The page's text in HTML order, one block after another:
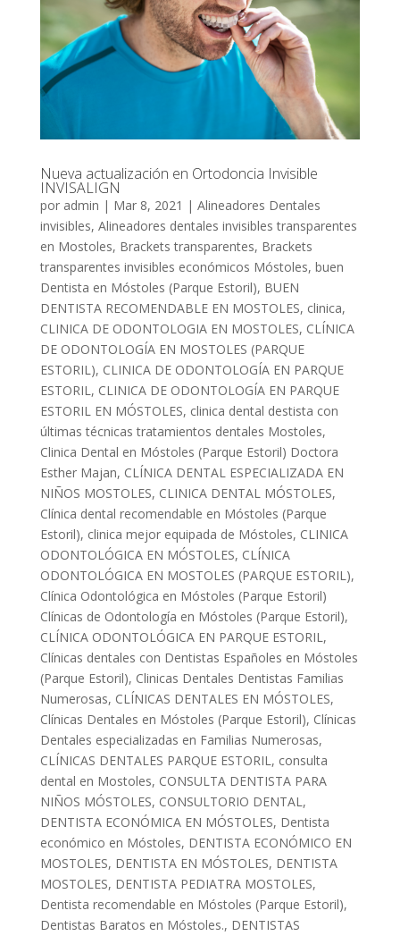
Nueva actualización en Ortodoncia Invisible
INVISALIGN
por admin | Mar 8, 2021 | Alineadores Dentales
invisibles, Alineadores dentales invisibles transparentes
en Mostoles, Brackets transparentes, Brackets
transparentes invisibles económicos Móstoles, buen
Dentista en Móstoles (Parque Estoril), BUEN
DENTISTA RECOMENDABLE EN MOSTOLES, clinica,
CLINICA DE ODONTOLOGIA EN MOSTOLES, CLÍNICA
DE ODONTOLOGÍA EN MOSTOLES (PARQUE
ESTORIL), CLINICA DE ODONTOLOGÍA EN PARQUE
ESTORIL, CLINICA DE ODONTOLOGÍA EN PARQUE
ESTORIL EN MÓSTOLES, clinica dental destista con
últimas técnicas tratamientos dentales Mostoles,
Clinica Dental en Móstoles (Parque Estoril) Doctora
Esther Majan, CLÍNICA DENTAL ESPECIALIZADA EN
NIÑOS MOSTOLES, CLINICA DENTAL MÓSTOLES,
Clínica dental recomendable en Móstoles (Parque
Estoril), clinica mejor equipada de Móstoles, CLINICA
ODONTOLÓGICA EN MÓSTOLES, CLÍNICA
ODONTOLÓGICA EN MOSTOLES (PARQUE ESTORIL),
Clínica Odontológica en Móstoles (Parque Estoril)
Clínicas de Odontología en Móstoles (Parque Estoril),
CLÍNICA ODONTOLÓGICA EN PARQUE ESTORIL,
Clínicas dentales con Dentistas Españoles en Móstoles
(Parque Estoril), Clinicas Dentales Dentistas Familias
Numerosas, CLÍNICAS DENTALES EN MÓSTOLES,
Clínicas Dentales en Móstoles (Parque Estoril), Clínicas
Dentales especializadas en Familias Numerosas,
CLÍNICAS DENTALES PARQUE ESTORIL, consulta
dental en Mostoles, CONSULTA DENTISTA PARA
NIÑOS MÓSTOLES, CONSULTORIO DENTAL,
DENTISTA ECONÓMICA EN MÓSTOLES, Dentista
económico en Móstoles, DENTISTA ECONÓMICO EN
MOSTOLES, DENTISTA EN MÓSTOLES, DENTISTA
MOSTOLES, DENTISTA PEDIATRA MOSTOLES,
Dentista recomendable en Móstoles (Parque Estoril),
Dentistas Baratos en Móstoles., DENTISTAS